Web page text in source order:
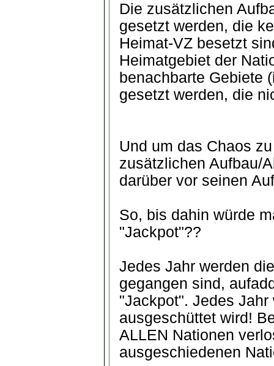
Die zusätzlichen
gesetzt werden, die
Heimat-VZ besetzt
Heimatgebiet der
benachbarte Gebiete
gesetzt werden, die
Und um das Chaos
zusätzlichen Aufbau/
darüber vor seinen
So, bis dahin würde
"Jackpot"??
Jedes Jahr werden
gegangen sind,
"Jackpot". Jedes
ausgeschüttet wird!
ALLEN Nationen
ausgeschiedenen